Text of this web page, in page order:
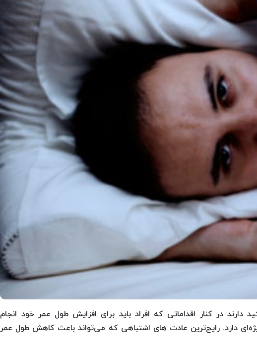
دارند در کنار اقداماتی که افراد باید برای افزایش طول عمر خود انجام
دارد. رایج‌ترین عادت های اشتباهی که می‌تواند باعث کاهش طول عمر